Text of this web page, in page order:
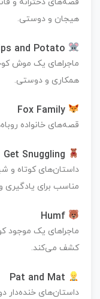
هیجان و دوستی.
ماجراهای یک موش کوچک
همکاری و دوستی.
قصه‌های خانواده روباه‌ها
داستان‌های کوتاه و شیرین
مناسب برای یادگیری
ماجراهای یک موجود کوچک
کشف می‌کند.
داستان‌های خنده‌دار دو